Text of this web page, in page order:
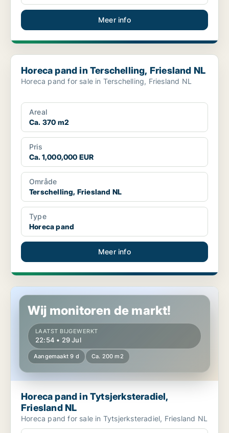
Meer info
Horeca pand in Terschelling, Friesland NL
Horeca pand in Terschelling, Friesland NL
Horeca pand for sale in Terschelling, Friesland NL
Areal
Ca. 370 m2
Pris
Ca. 1,000,000 EUR
Område
Terschelling, Friesland NL
Type
Horeca pand
Meer info
Horeca pand in Tytsjerksteradiel, Friesland NL
Wij monitoren de markt!
LAATST BIJGEWERKT
22:54 • 29 Jul
Aangemaakt 9 d Ca. 200 m2
Horeca pand in Tytsjerksteradiel,
Friesland NL
Horeca pand for sale in Tytsjerksteradiel, Friesland NL